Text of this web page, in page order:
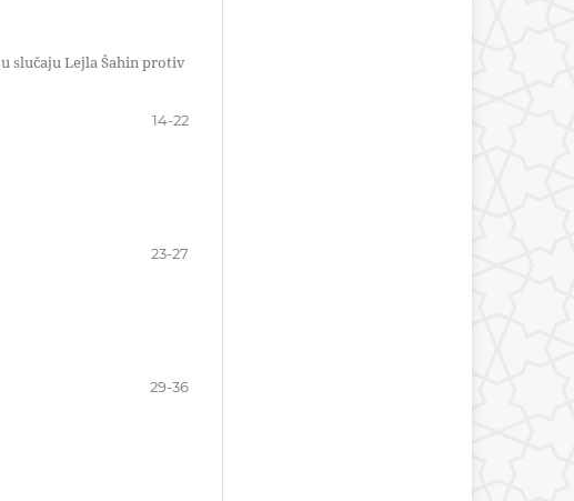
slučaju Lejla Šahin protiv
14-22
23-27
29-36